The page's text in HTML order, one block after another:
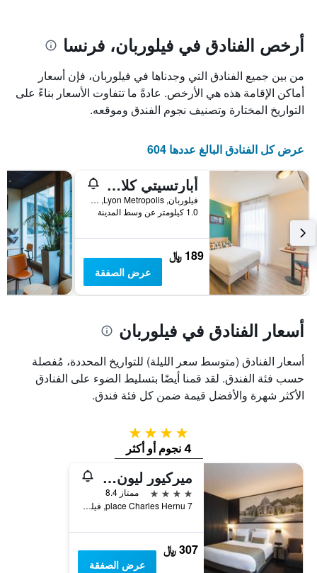
المخطط
1
Y
الذي
يعرض
متوسط
غرفة
في
عطلة
هذا
الأسبوع
خلال
3
أيام
محور
الذي
يعرض
عدد
الأيام
الإقامة
يتضمن
المخطط
محور
Y
يعرض
متوسط
سعر
غرفة
أرخص الفنادق في فيلوربان، فرنسا
من بين جميع الفنادق التي وجدناها في فيلوربان، فإن أسعار
أماكن الإقامة هذه هي الأرخص. عادةً ما تتفاوت الأسعار بناءً على
التواريخ المختارة وتصنيف نجوم الفندق وموقعه.
عرض كل الفنادق البالغ عددها 604
أبارتسيتي كلاسيك لين فيلوربان
فيلوربان, Lyon Metropolis, فرنسا
1.0 كيلومتر عن وسط المدينة
189 ﷼
عرض الصفقة
أسعار الفنادق في فيلوربان
أسعار الفنادق (متوسط سعر الليلة) للتواريخ المحددة، مُفصلة
حسب فئة الفندق. لقد قمنا أيضًا بتسليط الضوء على الفنادق
الأكثر شهرة والأفضل قيمة ضمن كل فئة فندق.
4 نجوم
4 نجوم أو أكثر
ميركيور ليون سنتر شاربين بارك دي لا تيت دور
4 نجوم
ممتاز 8.4
7 place Charles Hernu, فيلوربان, Lyon Metropolis, فرنسا
307 ﷼
عرض الصفقة